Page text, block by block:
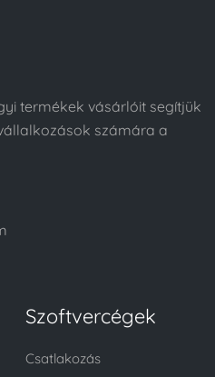
termékek vásárlóit segítjük
számára a
Szoftvercégek
Csatlakozás